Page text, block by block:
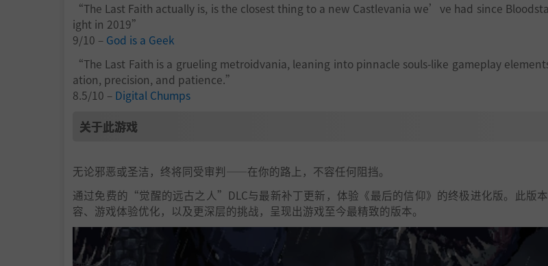
“The Last Faith actually is, is the closest thing to a new Castlevania we’ve had since
ight in 2019”
9/10 – God is a Geek
“The Last Faith is a grueling metroidvania, leaning into pinnacle souls-like gameplay
ation, precision, and patience.”
8.5/10 – Digital Chumps
关于此游戏
无论邪恶或圣洁，终将同受审判——在你的路上，不容任何阻挡。
通过免费的“觉醒的远古之人”DLC与最新补丁更新，体验《最后的信仰》的终极进化版。此版
容、游戏体验优化，以及更深层的挑战，呈现出游戏至今最精致的版本。